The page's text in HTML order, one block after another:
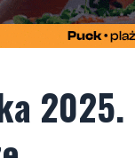
2025.